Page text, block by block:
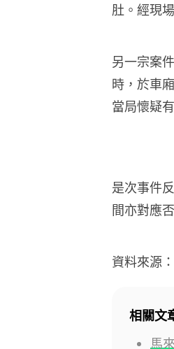
肚。經現
另一宗案
時，於車
當局懷疑
是次事件
間亦對應
資料來源：
相關文
馬